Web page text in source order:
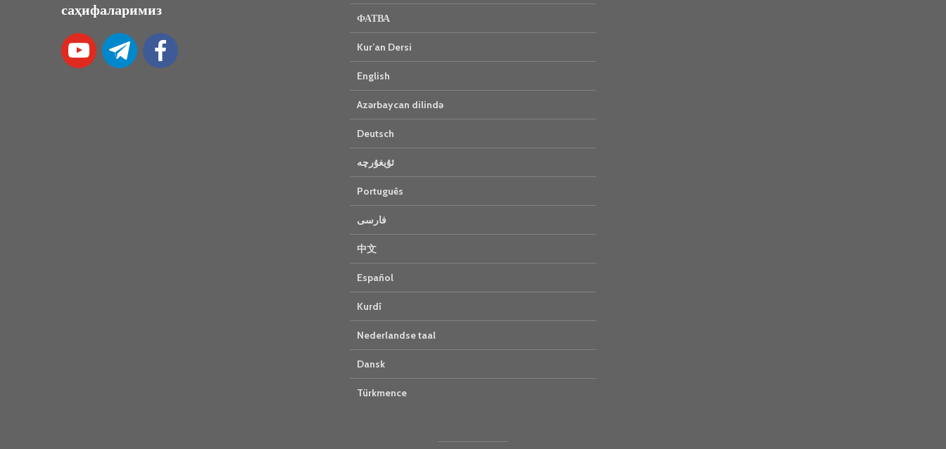
саҳифаларимиз
ФАТВА
Kur’an Dersi
English
Azərbaycan dilində
Deutsch
ئۇيغۇرچە
Português
فارسی
中文
Español
Kurdî
Nederlandse taal
Dansk
Türkmence